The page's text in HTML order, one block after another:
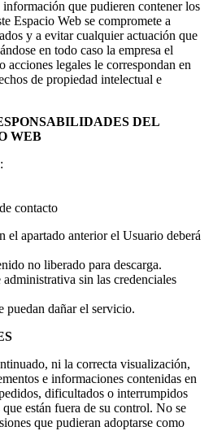
información que pudieren contener los
Espacio Web se compromete a
y a evitar cualquier actuación que
en todo caso la empresa el
acciones legales le correspondan en
de propiedad intelectual e
DEL
WEB
contacto
el apartado anterior el Usuario deberá
no liberado para descarga.
sin las credenciales
puedan dañar el servicio.
ni la correcta visualización,
e informaciones contenidas en
dificultados o interrumpidos
están fuera de su control. No se
que pudieran adoptarse como